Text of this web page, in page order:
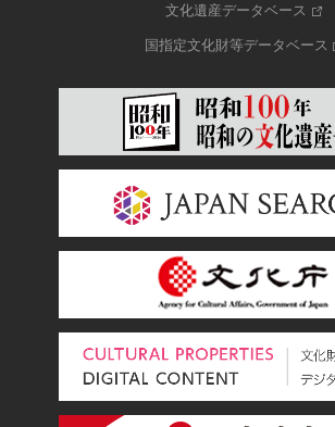
文化遺産データベース
国指定文化財等データベース